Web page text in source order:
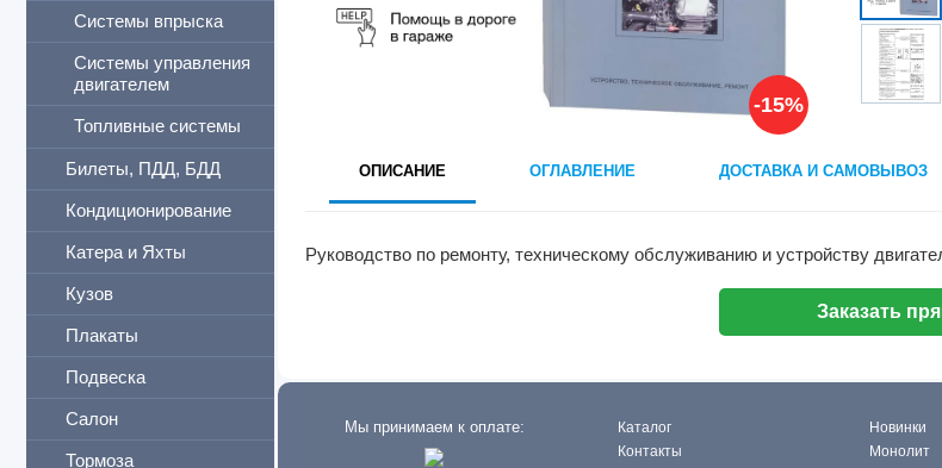
Системы впрыска
Системы управления
двигателем
Топливные системы
Билеты, ПДД, БДД
Кондиционирование
Катера и Яхты
Кузов
Плакаты
Подвеска
Салон
Тормоза
-15%
ОПИСАНИЕ ОГЛАВЛЕНИЕ ДОСТАВКА И САМОВЫВОЗ
Руководство по ремонту, техническому обслуживанию и устройству
Заказать
Мы принимаем к оплате:
Каталог
Контакты
Новинки
Монолит